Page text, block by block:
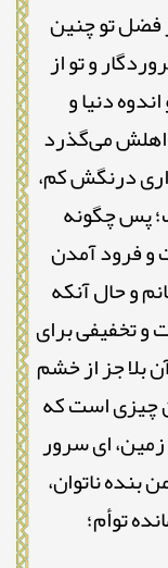
فضل تو چنین
و تو از
دنیا و
اهلش می‌گذرد
درنگش کم،
پس چگونه
و فرود آمدن
و حال آنکه
تخفیفی برای
بلا جز از خشم
چیزی است که
ای سرور
ناتوان،
توأم؛